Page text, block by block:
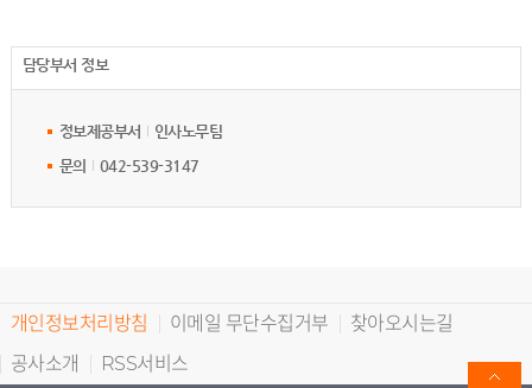
담당부서 정보
정보제공부서
인사노무팀
문의
042-539-3147
개인정보처리방침 이메일 무단수집거부
찾아오시는길
공사소개
RSS서비스